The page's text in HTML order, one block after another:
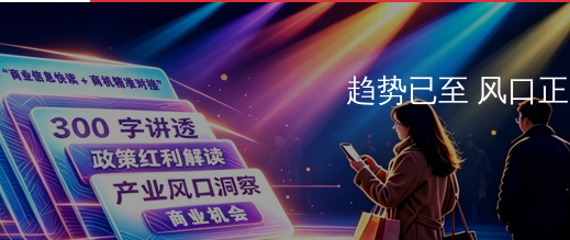
趋势已至 风口